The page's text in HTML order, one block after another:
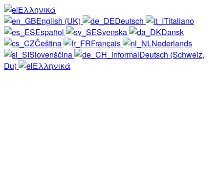
Ελληνικά
English (UK)
Deutsch
Italiano
Español
Svenska
Dansk
Čeština
Français
Nederlands
Slovenščina
Deutsch (Schweiz,
Du)
Ελληνικά